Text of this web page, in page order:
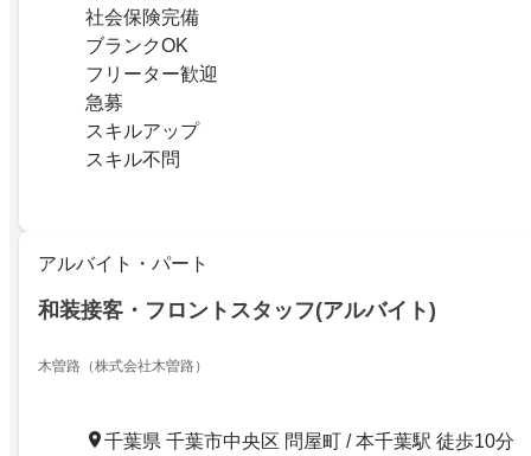
社会保険完備
ブランクOK
フリーター歓迎
急募
スキルアップ
スキル不問
アルバイト・パート
和装接客・フロントスタッフ(アルバイト)
木曽路（株式会社木曽路）
千葉県 千葉市中央区 問屋町 / 本千葉駅 徒歩10分